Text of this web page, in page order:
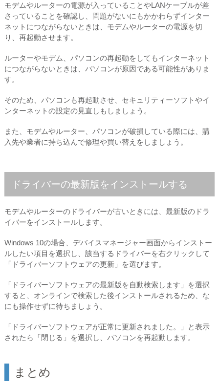
モデムやルーターの電源が入っていることやLANケーブルが差
さっていることを確認し、問題がないにもかかわらずインター
ネットにつながらないときは、モデムやルーターの電源を切
り、再起動させます。
ルーターやモデム、パソコンの再起動をしてもインターネット
につながらないときは、パソコンが原因である可能性がありま
す。
そのため、パソコンも再起動させ、セキュリティーソフトやイ
ンターネットの設定の見直しもしましょう。
また、モデムやルーター、パソコンが破損している際には、購
入先や業者に持ち込んで修理や買い替えをしましょう。
ドライバーの最新版をインストールする
モデムやルーターのドライバーが古いときには、最新版のドラ
イバーをインストールします。
Windows 10の場合、デバイスマネージャー画面からインストー
ルしたい項目を選択し、該当するドライバーを右クリックして
「ドライバーソフトウェアの更新」を選びます。
「ドライバーソフトウェアの最新版を自動検索します」を選択
すると、オンラインで検索した後インストールされるため、な
にも操作せずに待ちましょう。
「ドライバーソフトウェアが正常に更新されました。」と表示
されたら「閉じる」を選択し、パソコンを再起動します。
まとめ